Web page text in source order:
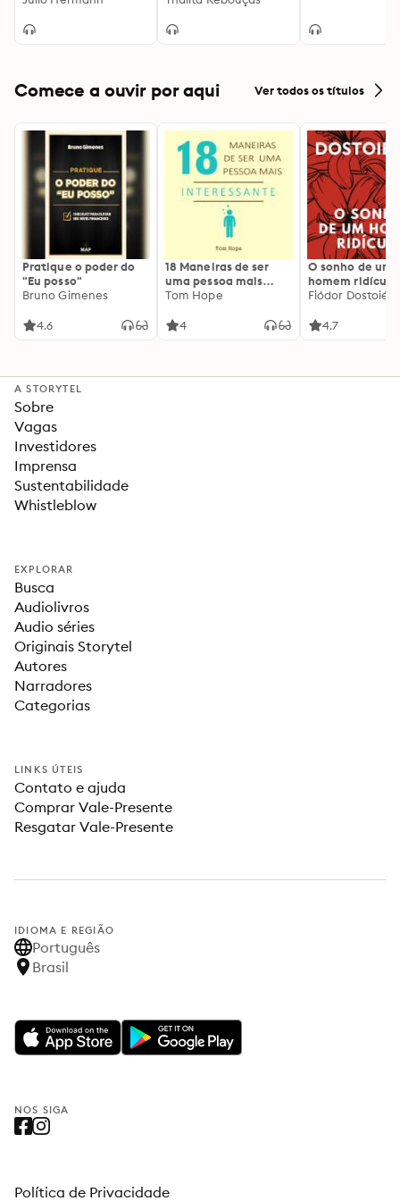
Comece a ouvir por aqui Ver todos os títulos
Pratique o poder do
"Eu posso"
Bruno Gimenes
4.6
18 Maneiras de ser
uma pessoa mais
interessante
Tom Hope
4
O sonho de um
homem ridículo
Fiódor
4.7
A STORYTEL
Sobre
Vagas
Investidores
Imprensa
Sustentabilidade
Whistleblow
EXPLORAR
Busca
Audiolivros
Audio séries
Originais Storytel
Autores
Narradores
Categorias
LINKS ÚTEIS
Contato e ajuda
Comprar Vale-Presente
Resgatar Vale-Presente
IDIOMA E REGIÃO
Português
Brasil
NOS SIGA
Política de Privacidade